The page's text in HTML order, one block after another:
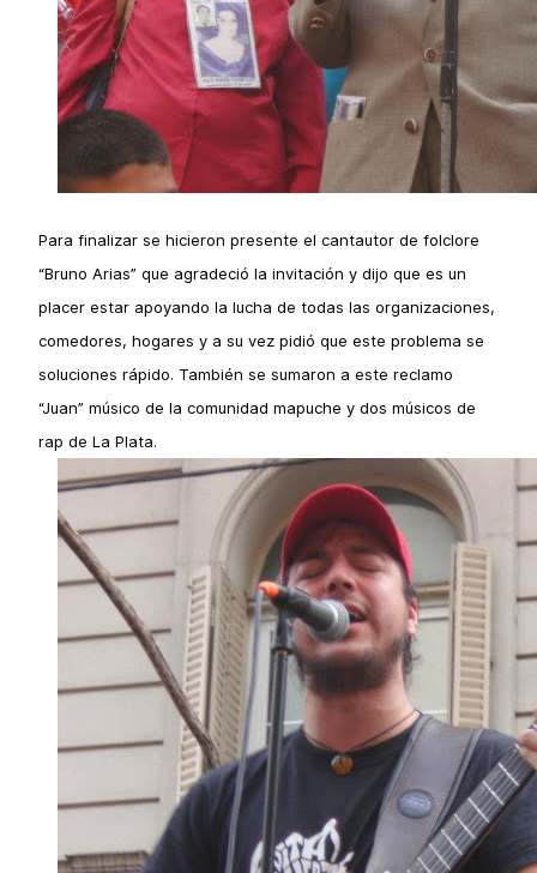
Para finalizar se hicieron presente el cantautor de folclore
“Bruno Arias” que agradeció la invitación y dijo que es un
placer estar apoyando la lucha de todas las organizaciones,
comedores, hogares y a su vez pidió que este problema se
soluciones rápido. También se sumaron a este reclamo
“Juan” músico de la comunidad mapuche y dos músicos de
rap de La Plata.